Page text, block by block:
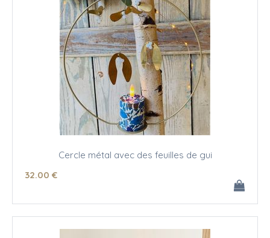
Cercle métal avec des feuilles de gui
32.00 €